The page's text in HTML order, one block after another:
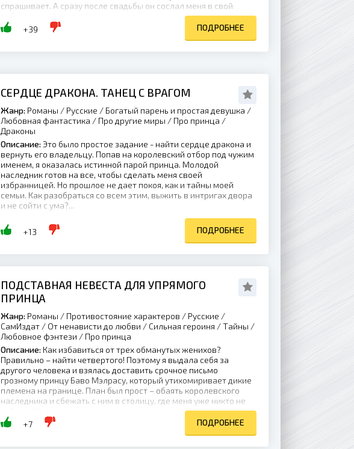
спрашивает. А сразу после свадьбы он сослал меня в свой
+39
ПОДРОБНЕЕ
СЕРДЦЕ ДРАКОНА. ТАНЕЦ С ВРАГОМ
Жанр: Романы / Русские / Богатый парень и простая девушка /
Любовная фантастика / Про другие миры / Про принца /
Драконы
Описание: Это было простое задание - найти сердце дракона и
вернуть его владельцу. Попав на королевский отбор под чужим
именем, я оказалась истинной парой принца. Молодой
наследник готов на все, чтобы сделать меня своей
избранницей. Но прошлое не дает покоя, как и тайны моей
семьи. Как разобраться со всем этим, выжить в интригах двора
и не сойти с ума?...
+13 ПОДРОБНЕЕ
ПОДСТАВНАЯ НЕВЕСТА ДЛЯ УПРЯМОГО
ПРИНЦА
Жанр: Романы / Противостояние характеров / Русские /
СамИздат / От ненависти до любви / Сильная героиня / Тайны /
Любовное фэнтези / Про принца
Описание: Как избавиться от трех обманутых женихов?
Правильно – найти четвертого! Поэтому я выдала себя за
другого человека и взялась доставить срочное письмо
грозному принцу Баво Мэлрасу, который утихомиривает дикие
племена на границе. План был прост – обаять королевского
наследника и сбежать с ним в столицу, где меня уже никто не
+7
ПОДРОБНЕЕ